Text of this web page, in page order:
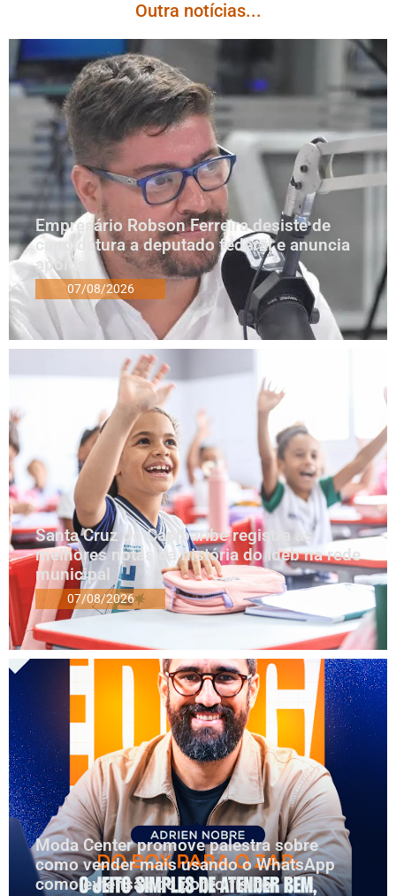
Outra notícias...
Empresário Robson Ferreira desiste de
candidatura a deputado federal e anuncia
apoios
07/08/2026
Santa Cruz do Capibaribe registra as
melhores notas da história do Ideb na rede
municipal
07/08/2026
Moda Center promove palestra sobre
como vender mais usando o WhatsApp
como extensão do ponto físico